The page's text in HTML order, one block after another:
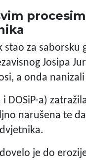
za saborsku
Josipa
a onda
i DOSiP-a)
narušena te
je do